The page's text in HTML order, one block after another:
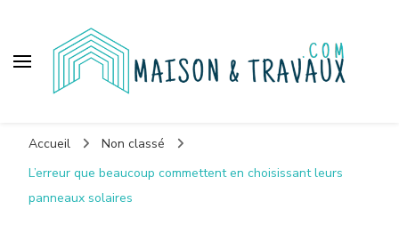
Accueil
Non classé
L’erreur que beaucoup commettent en choisissant leurs
panneaux solaires